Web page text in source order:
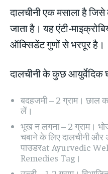
दालचीनी एक मसाला है
जाता है। यह एंटी-
ऑक्सिडेंट गुणों से भरपूर है।
दालचीनी के कुछ आयुर्वेदिक
बदहजमी – 2 ग्राम। छाल
लें।
भूख न लगना – 2 ग्राम।
चबाने के लिए दालचीनी और
पाउडरat Ayurvedic
Remedies Tag।